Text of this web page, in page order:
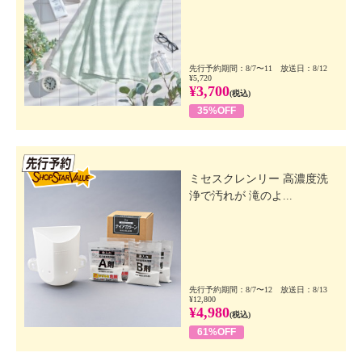
先行予約期間：8/7〜11 放送日：8/12
¥5,720
¥3,700(税込)
35%OFF
ミセスクレンリー 高濃度洗
浄で汚れが 滝のよ...
先行予約期間：8/7〜12 放送日：8/13
¥12,800
¥4,980(税込)
61%OFF